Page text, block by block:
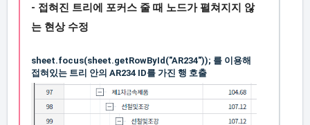
- 접혀진 트리에 포커스 줄 때 노드가 펼쳐지지 않
는 현상 수정
sheet.focus(sheet.getRowById("AR234")); 를 이용해
접혀있는 트리 안의 AR234 ID를 가진 행 호출